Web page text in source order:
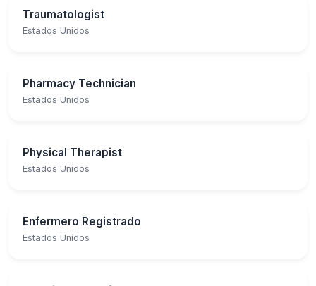
Traumatologist
Estados Unidos
Pharmacy Technician
Estados Unidos
Physical Therapist
Estados Unidos
Enfermero Registrado
Estados Unidos